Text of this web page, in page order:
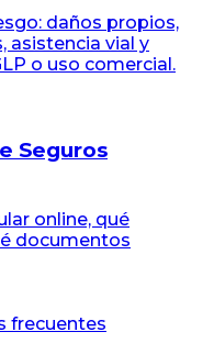
daños propios,
asistencia vial y
o uso comercial.
Seguros
online, qué
documentos
frecuentes